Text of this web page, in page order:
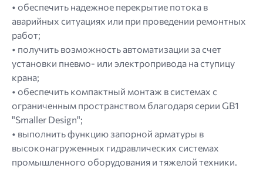
• обеспечить надежное перекрытие потока в
аварийных ситуациях или при проведении ремонтных
работ;
• получить возможность автоматизации за счет
установки пневмо- или электропривода на ступицу
крана;
• обеспечить компактный монтаж в системах с
ограниченным пространством благодаря серии GB1
"Smaller Design";
• выполнить функцию запорной арматуры в
высоконагруженных гидравлических системах
промышленного оборудования и тяжелой техники.